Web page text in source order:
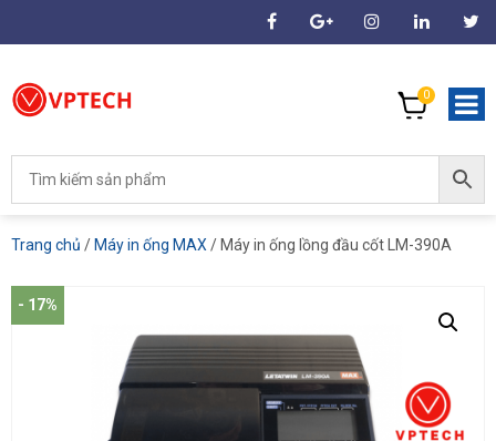
0
Trang chủ / Máy in ống MAX / Máy in ống lồng đầu cốt LM-390A
- 17%